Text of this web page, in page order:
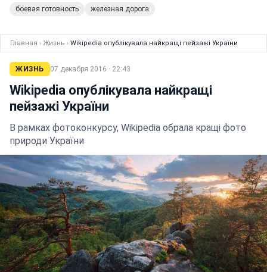
боевая готовность железная дорога
Главная › Жизнь › Wikipedia опублікувала найкращі пейзажі України
ЖИЗНЬ 07 декабря 2016 · 22:43
Wikipedia опублікувала найкращі
пейзажі України
В рамках фотоконкурсу, Wikipedia обрала кращі фото
природи України